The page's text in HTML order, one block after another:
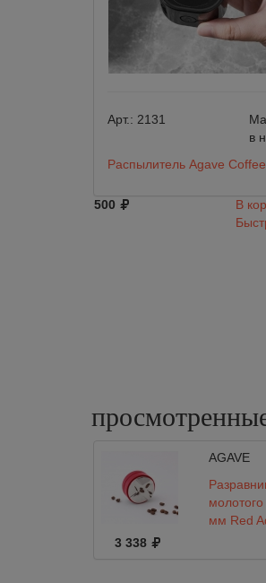
Арт.: 2131
в
Распылитель Agave
500
В
AGAVE
мм Red
3 338